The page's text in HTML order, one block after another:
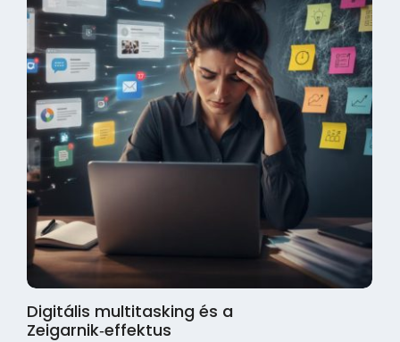
Digitális multitasking és a
Zeigarnik‑effektus